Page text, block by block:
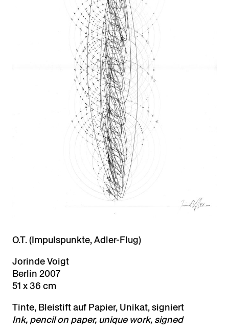
O.T. (Impulspunkte, Adler-Flug)
Jorinde Voigt
Berlin 2007
51 x 36 cm
Tinte, Bleistift auf Papier, Unikat, signiert
Ink, pencil on paper, unique work, signed